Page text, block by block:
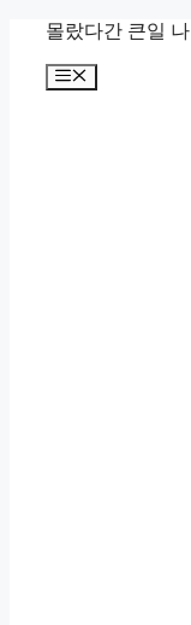
몰랐다간 큰일 나
메